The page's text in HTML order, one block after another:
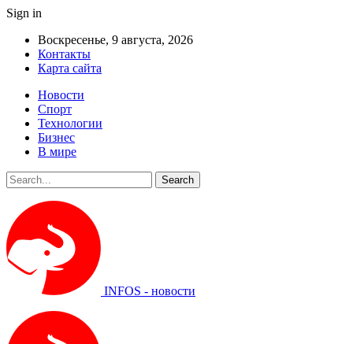
Sign in
Воскресенье, 9 августа, 2026
Контакты
Карта сайта
Новости
Спорт
Технологии
Бизнес
В мире
INFOS - новости